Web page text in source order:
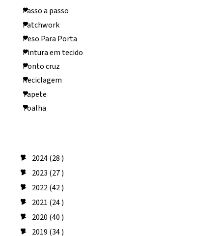
Passo a passo
Patchwork
Peso Para Porta
Pintura em tecido
Ponto cruz
Reciclagem
Tapete
Toalha
► 2024(28 )
► 2023 (27 )
► 2022(42 )
► 2021 (24 )
► 2020 (40 )
► 2019 (34 )